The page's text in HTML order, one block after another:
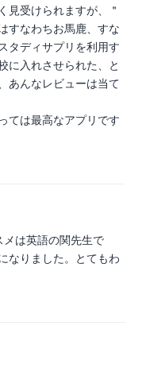
見受けられますが、＂
すなわちお馬鹿、すな
タディサプリを利用す
に入れさせられた、と
あんなレビューは当て
ては最高なアプリです
は英語の関先生で
なりました。とてもわ